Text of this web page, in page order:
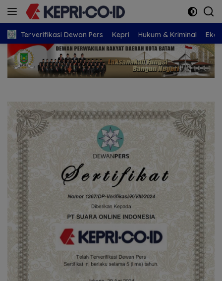
Langsung
Terverifikasi Dewan Pers Kepri Hukum & Kriminal